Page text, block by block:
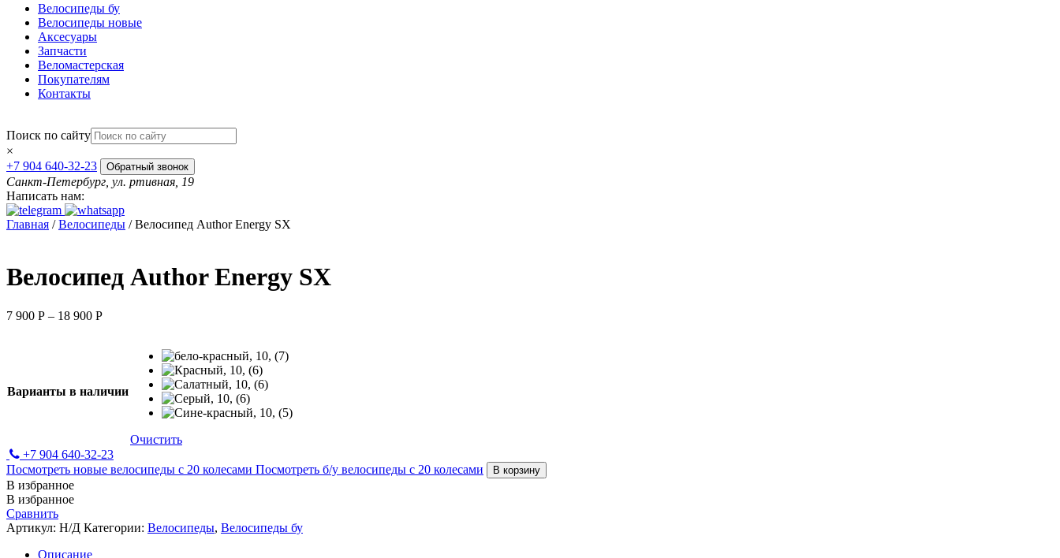
Велосипеды бу
Велосипеды новые
Аксесуары
Запчасти
Веломастерская
Покупателям
Контакты
Поиск по сайту
×
+7 904 640-32-23
Обратный звонок
Санкт-Петербург, ул. ртивная, 19
Написать нам:
Главная /Велосипеды / Велосипед Author Energy SX
Велосипед Author Energy SX
7 900 Р – 18 900 Р
Варианты в наличии
Очистить
+7 904 640-32-23
Посмотреть новые велосипеды с 20 колесами Посмотреть б/у велосипеды с 20 колесами В корзину
В избранное
В избранное
Сравнить
Артикул: Н/Д Категории: Велосипеды, Велосипеды бу
Описание